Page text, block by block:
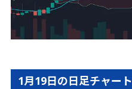
1月19日の日足チャート